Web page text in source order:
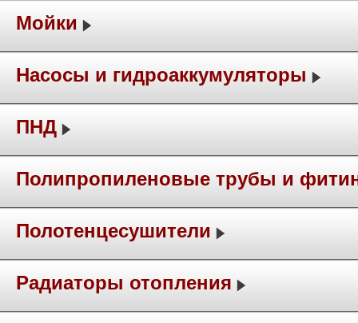
Мойки
Насосы и гидроаккумуляторы
ПНД
Полипропиленовые трубы и
Полотенцесушители
Радиаторы отопления